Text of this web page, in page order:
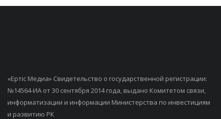
«Ертiс Медиа» Свидетельство о государственной регистрации:
№14564-ИА от 30 сентября 2014 года, выдано Комитетом связи,
информатизации и информации Министерства по инвестициям
и развитию РК